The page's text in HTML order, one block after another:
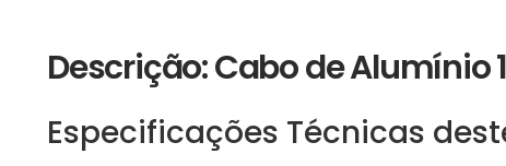
Descrição: Cabo de Alumínio
Especificações Técnicas